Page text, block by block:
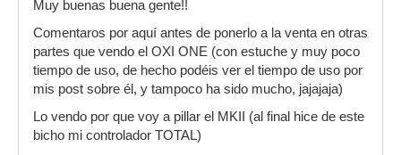
Muy buenas buena gente!!
Comentaros por aquí antes de ponerlo a la venta en otras
partes que vendo el OXI ONE (con estuche y muy poco
tiempo de uso, de hecho podéis ver el tiempo de uso por
mis post sobre él, y tampoco ha sido mucho, jajajaja)
Lo vendo por que voy a pillar el MKII (al final hice de este
bicho mi controlador TOTAL)